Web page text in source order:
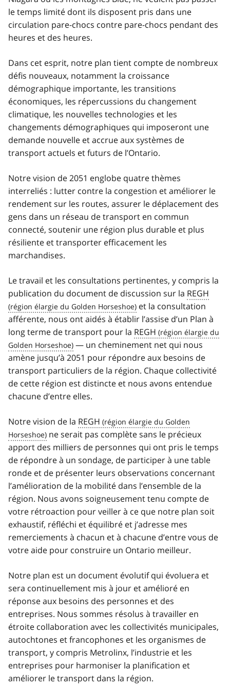
le temps limité dont ils disposent pris dans une
circulation pare-chocs contre pare-chocs pendant des
heures et des heures.
Dans cet esprit, notre plan tient compte de nombreux
défis nouveaux, notamment la croissance
démographique importante, les transitions
économiques, les répercussions du changement
climatique, les nouvelles technologies et les
changements démographiques qui imposeront une
demande nouvelle et accrue aux systèmes de
transport actuels et futurs de l’Ontario.
Notre vision de 2051 englobe quatre thèmes
interreliés : lutter contre la congestion et améliorer le
rendement sur les routes, assurer le déplacement des
gens dans un réseau de transport en commun
connecté, soutenir une région plus durable et plus
résiliente et transporter efficacement les
marchandises.
Le travail et les consultations pertinentes, y compris la
publication du document de discussion sur la REGH
et la consultation
afférente, nous ont aidés à établir l’assise d’un Plan à
long terme de transport pour la REGH
— un cheminement net qui nous
amène jusqu’à 2051 pour répondre aux besoins de
transport particuliers de la région. Chaque collectivité
de cette région est distincte et nous avons entendue
chacune d’entre elles.
Notre vision de la REGH
ne serait pas complète sans le précieux
apport des milliers de personnes qui ont pris le temps
de répondre à un sondage, de participer à une table
ronde et de présenter leurs observations concernant
l’amélioration de la mobilité dans l’ensemble de la
région. Nous avons soigneusement tenu compte de
votre rétroaction pour veiller à ce que notre plan soit
exhaustif, réfléchi et équilibré et j’adresse mes
remerciements à chacun et à chacune d’entre vous de
votre aide pour construire un Ontario meilleur.
Notre plan est un document évolutif qui évoluera et
sera continuellement mis à jour et amélioré en
réponse aux besoins des personnes et des
entreprises. Nous sommes résolus à travailler en
étroite collaboration avec les collectivités municipales,
autochtones et francophones et les organismes de
transport, y compris Metrolinx, l’industrie et les
entreprises pour harmoniser la planification et
améliorer le transport dans la région.